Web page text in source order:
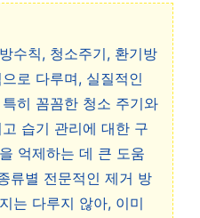
수칙, 청소주기, 환기방
로 다루며, 실질적인
히 꼼꼼한 청소 주기와
습기 관리에 대한 구
억제하는 데 큰 도움
류별 전문적인 제거 방
는 다루지 않아, 이미